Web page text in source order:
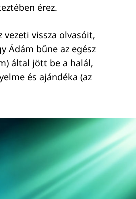
érez.
vezeti vissza olvasóit,
Ádám bűne az egész
által jött be a halál,
és ajándéka (az